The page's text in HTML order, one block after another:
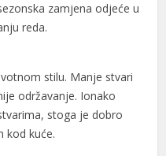
zamjena odjeće u
reda.
stilu. Manje stvari
održavanje. Ionako
stoga je dobro
kod kuće.